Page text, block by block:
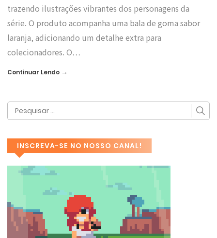
trazendo ilustrações vibrantes dos personagens da
série. O produto acompanha uma bala de goma sabor
laranja, adicionando um detalhe extra para
colecionadores. O…
Continuar Lendo →
INSCREVA-SE NO NOSSO CANAL!